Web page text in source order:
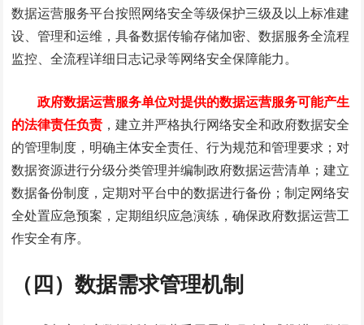
数据运营服务平台按照网络安全等级保护三级及以上标准建
设、管理和运维，具备数据传输存储加密、数据服务全流程
监控、全流程详细日志记录等网络安全保障能力。
政府数据运营服务单位对提供的数据运营服务可能产生
的法律责任负责 ，建立并严格执行网络安全和政府数据安全
的管理制度，明确主体安全责任、行为规范和管理要求；对
数据资源进行分级分类管理并编制政府数据运营清单；建立
数据备份制度，定期对平台中的数据进行备份；制定网络安
全处置应急预案，定期组织应急演练，确保政府数据运营工
作安全有序。
（四）数据需求管理机制